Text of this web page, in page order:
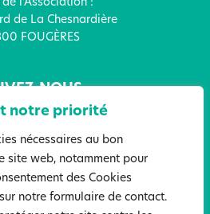
notre priorité
nécessaires au bon
site web, notamment pour
des Cookies
notre formulaire de contact.
l’Association :
de La Chesnardière
FOUGÈRES
NOUS
UN DON !